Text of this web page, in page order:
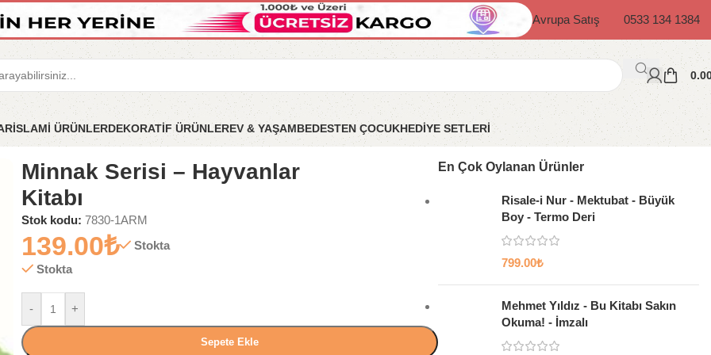
Avrupa Satış 0533 134 1384
İSLAMİ ÜRÜNLERDEKORATİF ÜRÜNLEREV & YAŞAMBEDESTEN ÇOCUKHEDİYE SETLERİ
Kitabı
Minnak Serisi – Hayvanlar
Kitabı
Stok kodu: 7830-1ARM
139.00₺
Stokta
Stokta
- +
Sepete Ekle
En Çok Oylanan Ürünler
Risale-i Nur - Mektubat - Büyük
Boy - Termo Deri
799.00₺
Mehmet Yıldız - Bu Kitabı Sakın
Okuma! - İmzalı